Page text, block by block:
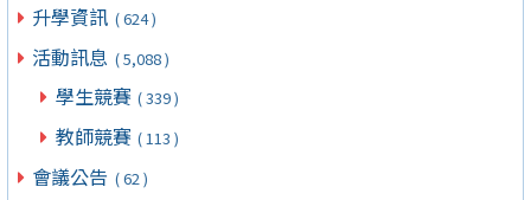
升學資訊 ( 624 )
活動訊息 ( 5,088 )
學生競賽 ( 339 )
教師競賽 ( 113 )
會議公告 ( 62 )